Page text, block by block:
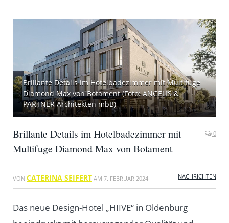
Brillante Details im Hotelbadezimmer mit Multifuge
Diamond Max von Botament (Foto: ANGELIS &
PARTNER Architekten mbB)
Brillante Details im Hotelbadezimmer mit
Multifuge Diamond Max von Botament
0
VON CATERINA SEIFERT AM 7. FEBRUAR 2024 NACHRICHTEN
Das neue Design-Hotel „HIIVE“ in Oldenburg